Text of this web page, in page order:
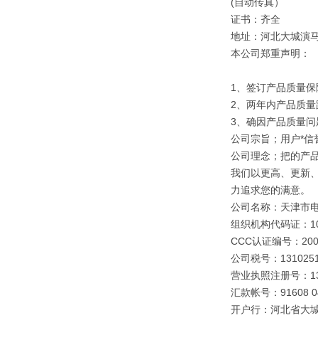
证书：齐全
地址：河北大城演
本公司郑重声明：
1、签订产品质量
2、两年内产品质
3、确因产品质量
公司宗旨；用户*信
公司理念；把的产
我们以更高、更新
力追求您的满意。
公司名称：天津市
组织机构代码证：
CCC认证编号：
公司税号：
营业执照注册号：
汇款帐号：91608
开户行：河北省大